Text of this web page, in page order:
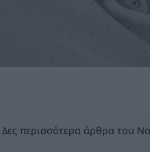
Δες περισσότερα άρθρα του